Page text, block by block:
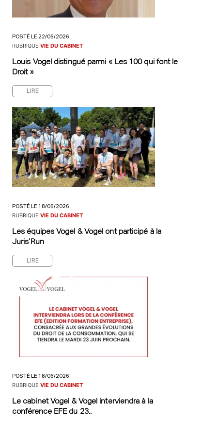
POSTÉ LE 22/06/2026
RUBRIQUE VIE DU CABINET
Louis Vogel distingué parmi « Les 100 qui font le
Droit »
LIRE
POSTÉ LE 18/06/2026
RUBRIQUE VIE DU CABINET
Les équipes Vogel & Vogel ont participé à la
Juris’Run
LIRE
POSTÉ LE 18/06/2026
RUBRIQUE VIE DU CABINET
Le cabinet Vogel & Vogel interviendra à la
conférence EFE du 23..